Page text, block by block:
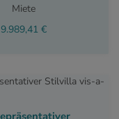
Miete
9.989,41 €